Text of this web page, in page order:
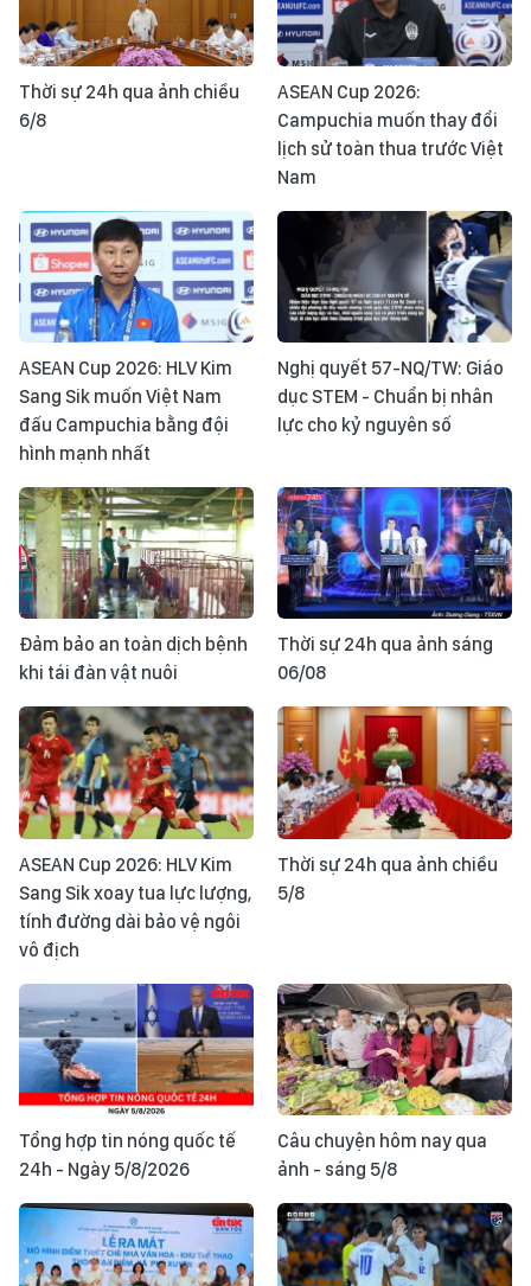
Thời sự 24h qua ảnh chiều
6/8
ASEAN Cup 2026:
Campuchia muốn thay đổi
lịch sử toàn thua trước Việt
Nam
ASEAN Cup 2026: HLV Kim
Sang Sik muốn Việt Nam
đấu Campuchia bằng đội
hình mạnh nhất
Nghị quyết 57-NQ/TW: Giáo
dục STEM - Chuẩn bị nhân
lực cho kỷ nguyên số
Đảm bảo an toàn dịch bệnh
khi tái đàn vật nuôi
Thời sự 24h qua ảnh sáng
06/08
ASEAN Cup 2026: HLV Kim
Sang Sik xoay tua lực lượng,
tính đường dài bảo vệ ngôi
vô địch
Thời sự 24h qua ảnh chiều
5/8
Tổng hợp tin nóng quốc tế
24h - Ngày 5/8/2026
Câu chuyện hôm nay qua
ảnh - sáng 5/8